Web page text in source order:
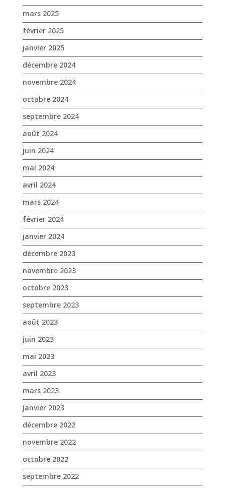
mars 2025
février 2025
janvier 2025
décembre 2024
novembre 2024
octobre 2024
septembre 2024
août 2024
juin 2024
mai 2024
avril 2024
mars 2024
février 2024
janvier 2024
décembre 2023
novembre 2023
octobre 2023
septembre 2023
août 2023
juin 2023
mai 2023
avril 2023
mars 2023
janvier 2023
décembre 2022
novembre 2022
octobre 2022
septembre 2022